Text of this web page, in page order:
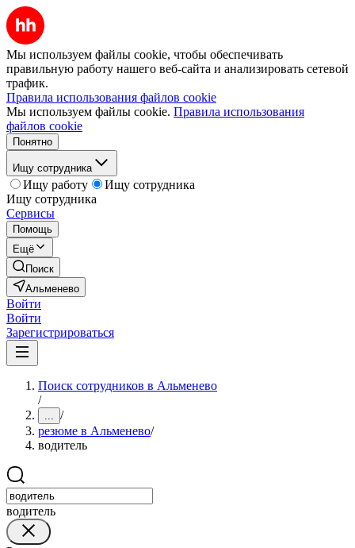
Мы используем файлы cookie, чтобы обеспечивать
правильную работу нашего веб-сайта и анализировать сетевой
трафик.
Правила использования файлов cookie
Мы используем файлы cookie. Правила использования
файлов cookie
Понятно
Ищу сотрудника
Ищу работу
Ищу сотрудника
Ищу сотрудника
Сервисы
Помощь
Ещё
Поиск
Альменево
Войти
Войти
Зарегистрироваться
Поиск сотрудников в Альменево
/
... /
резюме в Альменево/
водитель
водитель